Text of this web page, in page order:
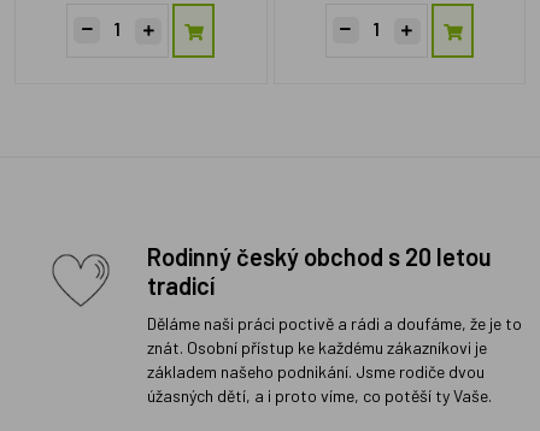
Rodinný český obchod s 20 letou
tradicí
Děláme naši práci poctivě a rádi a doufáme, že je to
znát. Osobní přístup ke každému zákazníkovi je
základem našeho podnikání. Jsme rodiče dvou
úžasných dětí, a i proto víme, co potěší ty Vaše.